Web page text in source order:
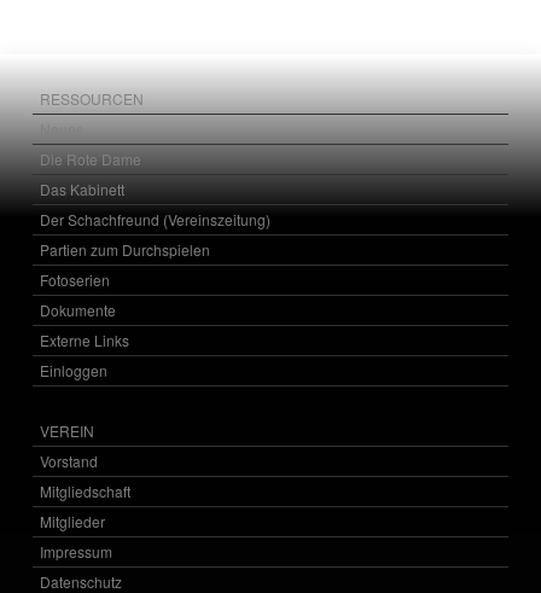
RESSOURCEN
Die Rote Dame
Das Kabinett
Der Schachfreund (Vereinszeitung)
Partien zum Durchspielen
Fotoserien
Dokumente
Externe Links
Einloggen
VEREIN
Vorstand
Mitgliedschaft
Mitglieder
Impressum
Datenschutz